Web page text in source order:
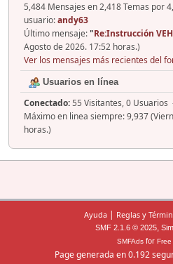
5,484 Mensajes en 2,418 Temas por
usuario:andy63
Último mensaje:"Re:Instrucción
Agosto de 2026. 17:52 horas.)
Ver los mensajes más recientes del
Usuarios en línea
Conectado:55 Visitantes, 0
Máximo en linea siempre: 9,937
horas.)
Ayuda | Reglas y
SMF 2.1.6 © 2025,
SMFAdsfor Free
Page generada en 0.192